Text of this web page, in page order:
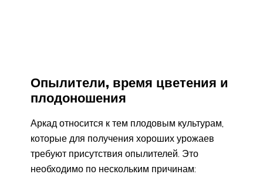
Опылители, время цветения и
плодоношения
Аркад относится к тем плодовым культурам,
которые для получения хороших урожаев
требуют присутствия опылителей. Это
необходимо по нескольким причинам: